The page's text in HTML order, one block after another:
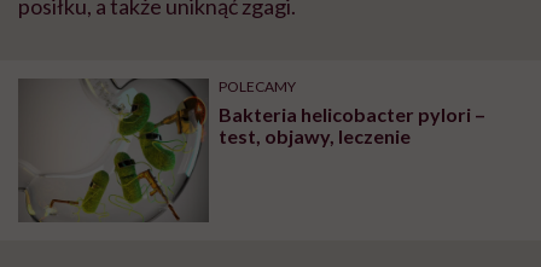
posiłku, a także uniknąć zgagi.
POLECAMY
Bakteria helicobacter pylori –
test, objawy, leczenie